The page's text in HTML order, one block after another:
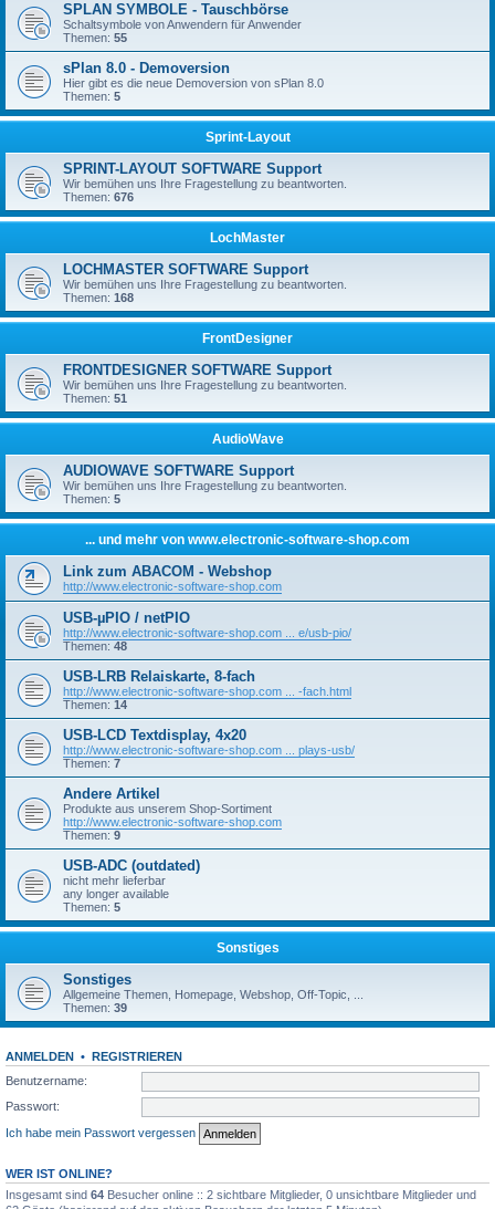
SPLAN SYMBOLE - Tauschbörse
Schaltsymbole von Anwendern für Anwender
Themen: 55
sPlan 8.0 - Demoversion
Hier gibt es die neue Demoversion von sPlan 8.0
Themen: 5
Sprint-Layout
SPRINT-LAYOUT SOFTWARE Support
Wir bemühen uns Ihre Fragestellung zu beantworten.
Themen: 676
LochMaster
LOCHMASTER SOFTWARE Support
Wir bemühen uns Ihre Fragestellung zu beantworten.
Themen: 168
FrontDesigner
FRONTDESIGNER SOFTWARE Support
Wir bemühen uns Ihre Fragestellung zu beantworten.
Themen: 51
AudioWave
AUDIOWAVE SOFTWARE Support
Wir bemühen uns Ihre Fragestellung zu beantworten.
Themen: 5
... und mehr von www.electronic-software-shop.com
Link zum ABACOM - Webshop
http://www.electronic-software-shop.com
USB-µPIO / netPIO
http://www.electronic-software-shop.com ... e/usb-pio/
Themen: 48
USB-LRB Relaiskarte, 8-fach
http://www.electronic-software-shop.com ... -fach.html
Themen: 14
USB-LCD Textdisplay, 4x20
http://www.electronic-software-shop.com ... plays-usb/
Themen: 7
Andere Artikel
Produkte aus unserem Shop-Sortiment
http://www.electronic-software-shop.com
Themen: 9
USB-ADC (outdated)
nicht mehr lieferbar
any longer available
Themen: 5
Sonstiges
Sonstiges
Allgemeine Themen, Homepage, Webshop, Off-Topic, ...
Themen: 39
ANMELDEN • REGISTRIEREN
Benutzername:
Passwort:
Ich habe mein Passwort vergessen
WER IST ONLINE?
Insgesamt sind 64 Besucher online :: 2 sichtbare Mitglieder, 0 unsichtbare Mitglieder und